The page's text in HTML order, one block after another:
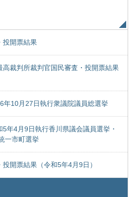
投開票結果
高裁判所裁判官国民審査・投開票結果
年10月27日執行衆議院議員総選挙
年4月9日執行香川県議会議員選挙・
一市町選挙
開票結果（令和5年4月9日）